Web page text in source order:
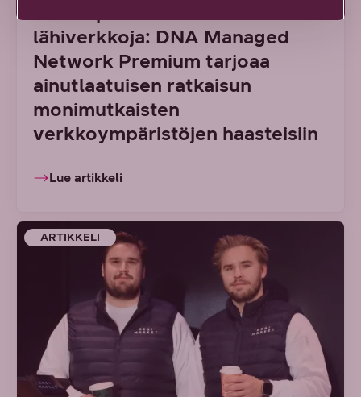
Uusi tapa hallinnoida suuria
lähiverkkoja: DNA Managed
Network Premium tarjoaa
ainutlaatuisen ratkaisun
monimutkaisten
verkkoympäristöjen haasteisiin
Lue artikkeli
ARTIKKELI